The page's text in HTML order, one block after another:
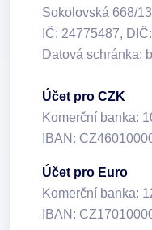
Sokolovská 668/
IČ: 24775487,
Datová schránka:
Účet pro CZK
Komerční banka:
IBAN:
Účet pro Euro
Komerční banka:
IBAN: